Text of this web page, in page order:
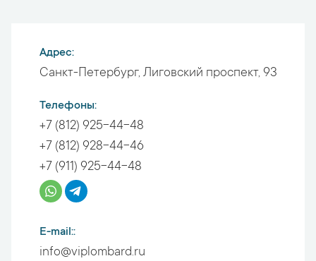
Адрес
Санкт-Петербург, Лиговский проспект, 93
Телефоны
+7 (812) 925-44-48
+7 (812) 928-44-46
+7 (911) 925-44-48
E-mail:
info@viplombard.ru